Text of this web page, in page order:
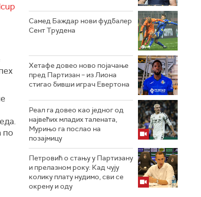
по
Самед Баждар нови фудбалер
Сент Трудена
Хетафе довео ново појачање
пред Партизан – из Лиона
стигао бивши играч Евертона
Реал га довео као једног од
највећих младих талената,
Мурињо га послао на
позајмицу
Петровић о стању у Партизану
и прелазном року: Кад чују
колику плату нудимо, сви се
окрену и оду